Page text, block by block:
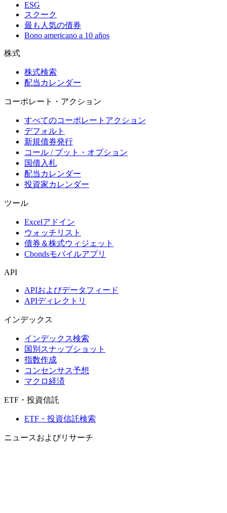
ESG
スクーク
最も人気の債券
Bono americano a 10 años
株式
株式検索
配当カレンダー
コーポレート・アクション
すべてのコーポレートアクション
デフォルト
新規債券発行
コール / プット・オプション
国債入札
配当カレンダー
投資家カレンダー
ツール
Excelアドイン
ウォッチリスト
債券＆株式ウィジェット
Cbondsモバイルアプリ
API
APIおよびデータフィード
APIディレクトリ
インデックス
インデックス検索
国別スナップショット
指数作成
コンセンサス予想
マクロ経済
ETF・投資信託
ETF・投資信託検索
ニュースおよびリサーチ